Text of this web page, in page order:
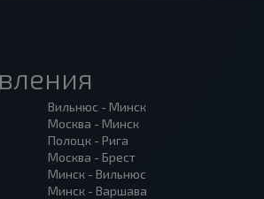
Вильнюс - Минск
Москва - Минск
Полоцк - Рига
Москва - Брест
Минск - Вильнюс
Минск - Варшава